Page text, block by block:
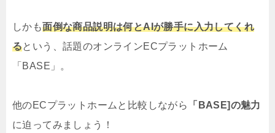
しかも面倒な商品説明は何とAIが勝手に入力してくれ
るという、話題のオンラインECプラットホーム
「BASE」。
他のECプラットホームと比較しながら
「BASE]の魅力
に迫ってみましょう！